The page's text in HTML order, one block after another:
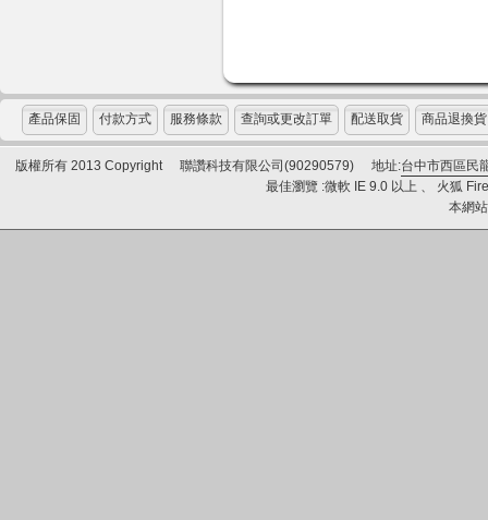
產品保固 付款方式 服務條款 查詢或更改訂單 配送取貨 商品退換貨
版權所有 2013 Copyright 聯讚科技有限公司(90290579) 地址:台中市西區民
最佳瀏覽 :微軟 IE 9.0 以上 、 火狐
本網